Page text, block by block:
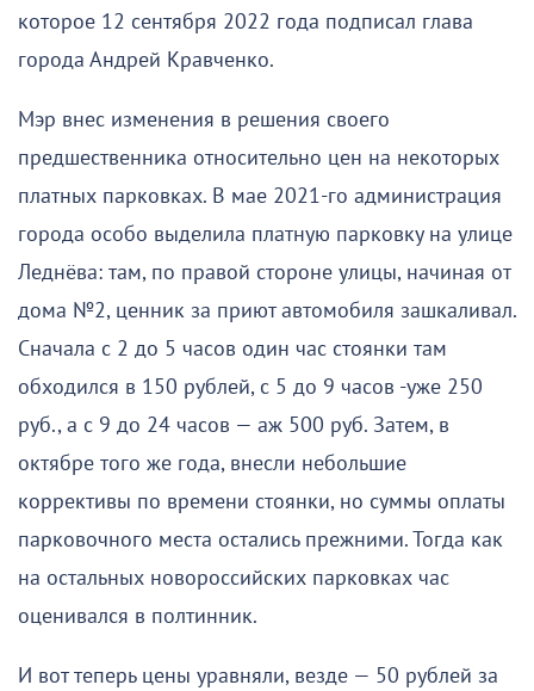
которое 12 сентября 2022 года подписал глава
города Андрей Кравченко.
Мэр внес изменения в решения своего
предшественника относительно цен на некоторых
платных парковках. В мае 2021-го администрация
города особо выделила платную парковку на улице
Леднёва: там, по правой стороне улицы, начиная от
дома №2, ценник за приют автомобиля зашкаливал.
Сначала с 2 до 5 часов один час стоянки там
обходился в 150 рублей, с 5 до 9 часов -уже 250
руб., а с 9 до 24 часов — аж 500 руб. Затем, в
октябре того же года, внесли небольшие
коррективы по времени стоянки, но суммы оплаты
парковочного места остались прежними. Тогда как
на остальных новороссийских парковках час
оценивался в полтинник.
И вот теперь цены уравняли, везде — 50 рублей за